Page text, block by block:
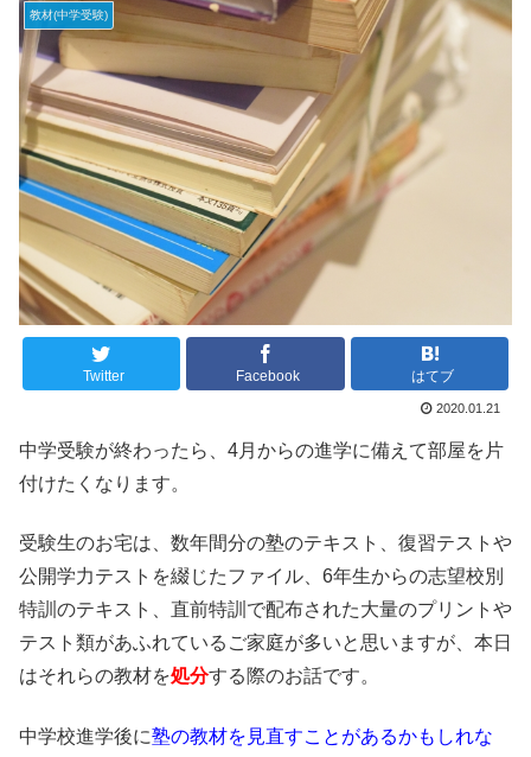
教材(中学受験)
Twitter Facebook はてブ
2020.01.21
中学受験が終わったら、4月からの進学に備えて部屋を片
付けたくなります。
受験生のお宅は、数年間分の塾のテキスト
、復習テストや
公開学力テストを綴じたファイル、6年生からの志望校別
特訓のテキスト、直前特訓で配布された大量のプリントや
テスト類があふれているご家庭が多いと思いますが、本日
はそれらの教材を処分する際のお話です。
中学校進学後に塾の教材を見直すことがあるかもしれな